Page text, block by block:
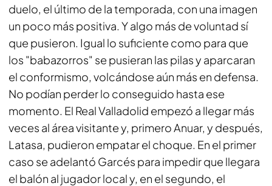
duelo, el último de la temporada, con una imagen
un poco más positiva. Y algo más de voluntad sí
que pusieron. Igual lo suficiente como para que
los "babazorros" se pusieran las pilas y aparcaran
el conformismo, volcándose aún más en defensa.
No podían perder lo conseguido hasta ese
momento. El Real Valladolid empezó a llegar más
veces al área visitante y, primero Anuar, y después,
Latasa, pudieron empatar el choque. En el primer
caso se adelantó Garcés para impedir que llegara
el balón al jugador local y, en el segundo, el